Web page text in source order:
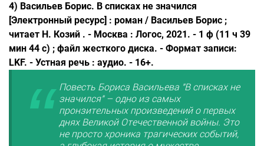
4) Васильев Борис. В списках не значился
[Электронный ресурс] : роман / Васильев Борис ;
читает Н. Козий . - Москва : Логос, 2021. - 1 ф (11 ч 39
мин 44 с) ; файл жесткого диска. - Формат записи:
LKF. - Устная речь : аудио. - 16+.
Повесть Бориса Васильева "В списках не
значился" – одно из самых
пронзительных произведений о первых
днях Великой Отечественной войны. Это
не просто хроника трагических событий,